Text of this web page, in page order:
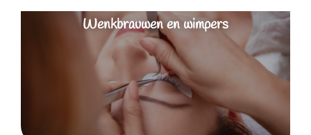
Wenkbrauwen en wimpers